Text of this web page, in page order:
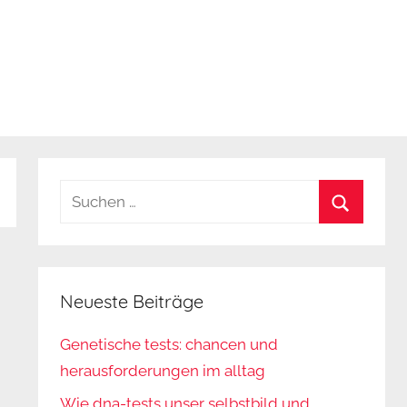
Suchen
Neueste Beiträge
Genetische tests: chancen und
herausforderungen im alltag